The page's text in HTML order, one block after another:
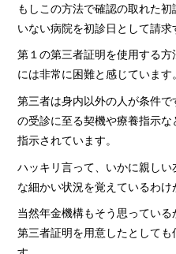
もしこの方法で確認の取れた
いない病院を初診日として請求
第１の第三者証明を使用する
には非常に困難と感じています。
第三者は身内以外の人が条件
の受診に至る契機や療養指示
指示されています。
ハッキリ言って、いかに親し
な細かい状況を覚えているわけ
当然年金機構もそう思ってい
第三者証明を用意したとして